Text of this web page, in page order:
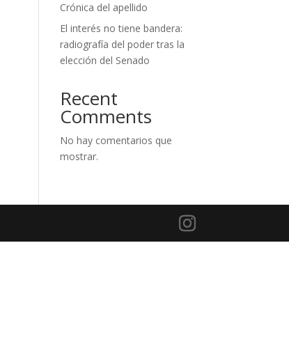
Crónica del apellido
El interés no tiene bandera:
radiografía del poder tras la
elección del Senado
Recent
Comments
No hay comentarios que
mostrar.